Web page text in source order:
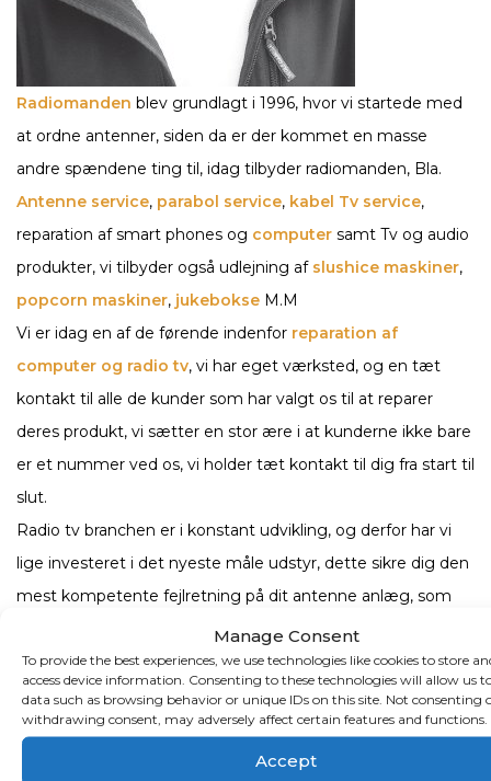
Manage Consent
To provide the best experiences, we use technologies like cookies to store
access device information. Consenting to these technologies will allow us
data such as browsing behavior or unique IDs on this site. Not consenting
withdrawing consent, may adversely affect certain features and functions.
Accept
Radiomanden blev grundlagt i 1996, hvor vi startede med
at ordne antenner, siden da er der kommet en masse
andre spændene ting til, idag tilbyder radiomanden, Bla.
Antenne service, parabol service, kabel Tv service,
reparation af smart phones og computer samt Tv og audio
produkter, vi tilbyder også udlejning af slushice maskiner,
popcorn maskiner, jukebokse M.M
Vi er idag en af de førende indenfor reparation af
computer og radio tv, vi har eget værksted, og en tæt
kontakt til alle de kunder som har valgt os til at reparer
deres produkt, vi sætter en stor ære i at kunderne ikke bare
er et nummer ved os, vi holder tæt kontakt til dig fra start til
slut.
Radio tv branchen er i konstant udvikling, og derfor har vi
lige investeret i det nyeste måle udstyr, dette sikre dig den
mest kompetente fejlretning på dit antenne anlæg, som
man i dag kan tilbyde, kort sagt du får professionel
behandling fra start til slut.
Radiomanden ejes af Jakob Sørensen, som har over 25 års
erfaring fra radio tv branchen. Firmaet blev skabt ud fra en
vision om at god service, ikke nødvendigvis behøves at